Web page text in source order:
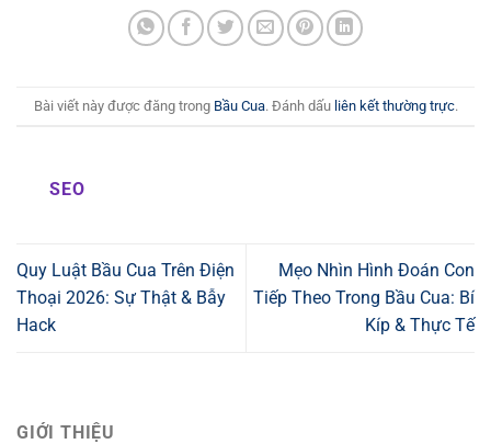
Bài viết này được đăng trong Bầu Cua. Đánh dấu liên kết thường trực.
SEO
Quy Luật Bầu Cua Trên Điện
Thoại 2026: Sự Thật & Bẫy
Hack
Mẹo Nhìn Hình Đoán Con
Tiếp Theo Trong Bầu Cua: Bí
Kíp & Thực Tế
GIỚI THIỆU